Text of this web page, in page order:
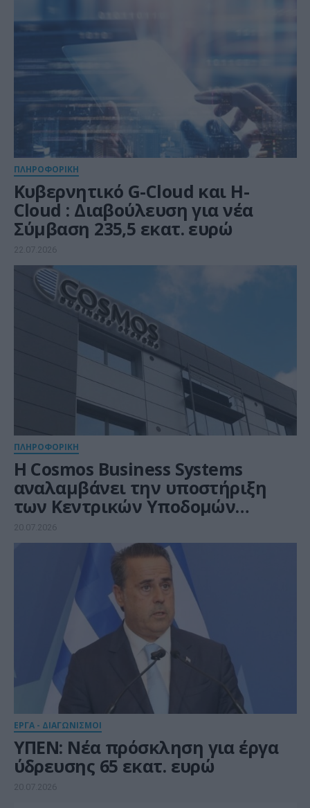
ΠΛΗΡΟΦΟΡΙΚΗ
Kυβερνητικό G-Cloud και H-
Cloud : Διαβούλευση για νέα
Σύμβαση 235,5 εκατ. ευρώ
22.07.2026
ΠΛΗΡΟΦΟΡΙΚΗ
Η Cosmos Business Systems
αναλαμβάνει την υποστήριξη
των Κεντρικών Υποδομών
Πληροφορικής του Δήμου
Θεσσαλονίκης
20.07.2026
ΕΡΓΑ - ΔΙΑΓΩΝΙΣΜΟΙ
ΥΠΕΝ: Νέα πρόσκληση για έργα
ύδρευσης 65 εκατ. ευρώ
20.07.2026